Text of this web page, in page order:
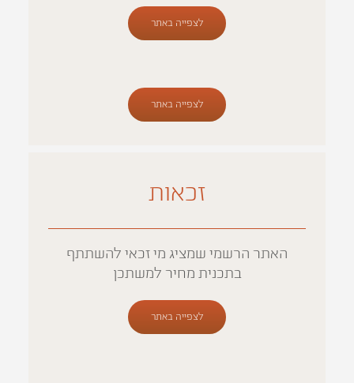
לצפייה באתר
לצפייה באתר
זכאות
האתר הרשמי שמציג מי זכאי להשתתף
בתכנית מחיר למשתכן
לצפייה באתר